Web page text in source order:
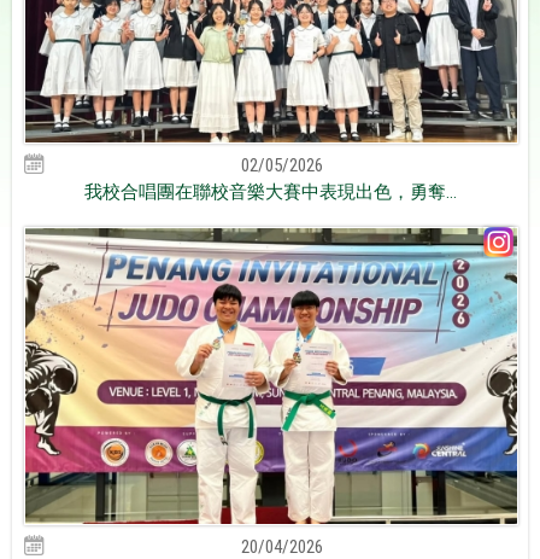
02/05/2026
我校合唱團在聯校音樂大賽中表現出色，勇奪...
20/04/2026